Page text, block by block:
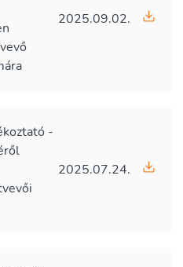
2025.09.02.
-
2025.07.24.